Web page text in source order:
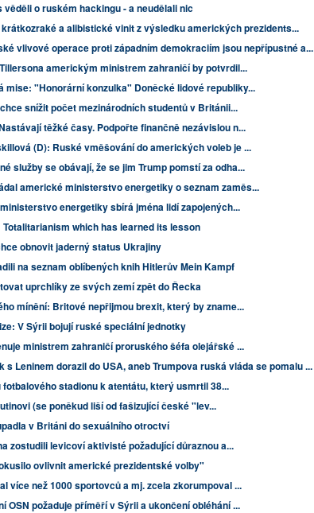
věděli o ruském hackingu - a neudělali nic
a alibistické vinit z výsledku amerických prezidents...
vlivové operace proti západním demokraciím jsou nepřípustné a...
americkým ministrem zahraničí by potvrdil...
mise: "Honorární konzulka" Doněcké lidové republiky...
snížit počet mezinárodních studentů v Británii...
těžké časy. Podpořte finančně nezávislou n...
(D): Ruské vměšování do amerických voleb je ...
služby se obávají, že se jim Trump pomstí za odha...
americké ministerstvo energetiky o seznam zaměs...
energetiky sbírá jména lidí zapojených...
Totalitarianism which has learned its lesson
obnovit jaderný status Ukrajiny
na seznam oblíbených knih Hitlerův Mein Kampf
uprchlíky ze svých zemí zpět do Řecka
mínění: Britové nepřijmou brexit, který by zname...
V Sýrii bojují ruské speciální jednotky
ministrem zahraničí proruského šéfa olejářské ...
s Leninem dorazil do USA, aneb Trumpova ruská vláda se pomalu ...
fotbalového stadionu k atentátu, který usmrtil 38...
(se poněkud liší od fašizující české "lev...
v Británi do sexuálního otroctví
zostudili levicoví aktivisté požadující důraznou a...
ovlivnit americké prezidentské volby"
více než 1000 sportovců a mj. zcela zkorumpoval ...
OSN požaduje příměří v Sýrii a ukončení obléhání ...